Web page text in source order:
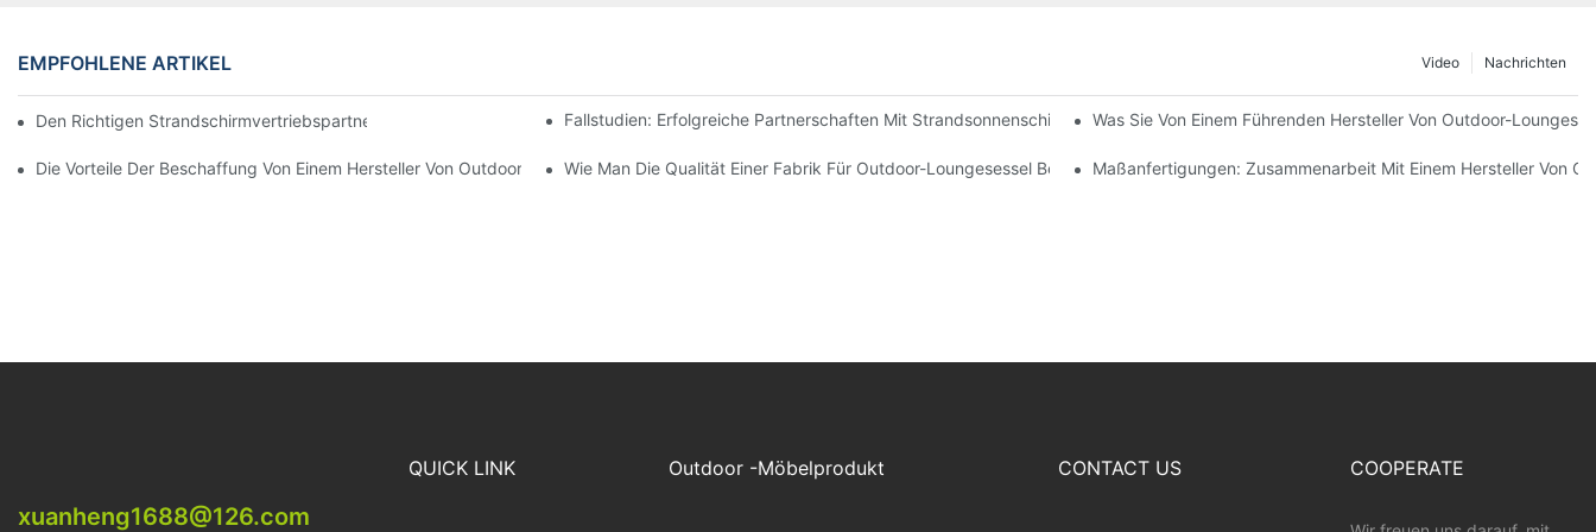
EMPFOHLENE ARTIKEL Nachrichten
Video
Den Richtigen Strandschirmvertriebspartner Für Ihre Geschäftlichen Bedürfnisse FindenFallstudien: Erfolgreiche Partnerschaften Mit StrandsonnenschirmvertreibernWas Sie Von Einem Führenden Hersteller Von Outdoor-
Die Vorteile Der Beschaffung Von Einem Hersteller Von Outdoor-Lounge-StühlenWie Man Die Qualität Einer Fabrik Für Outdoor-Loungesessel BeurteiltMaßanfertigungen: Zusammenarbeit Mit Einem Hersteller Von
xuanheng1688@126.com
QUICK LINK Outdoor -Möbelprodukt CONTACT US COOPERATE